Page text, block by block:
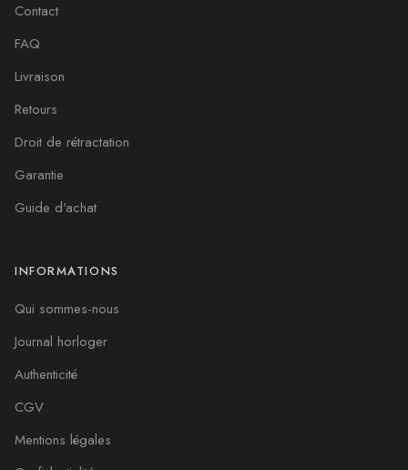
Contact
FAQ
Livraison
Retours
Droit de rétractation
Garantie
Guide d'achat
INFORMATIONS
Qui sommes-nous
Journal horloger
Authenticité
CGV
Mentions légales